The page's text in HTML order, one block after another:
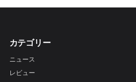
カテゴリー
ニュース
レビュー